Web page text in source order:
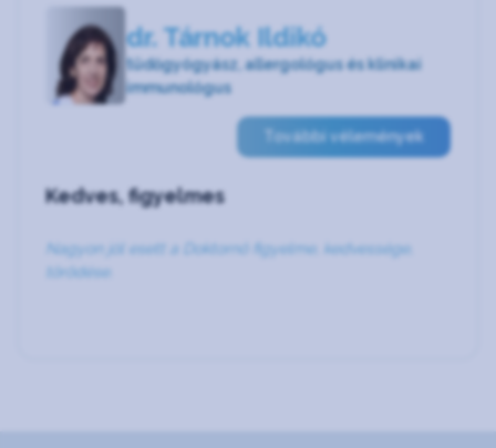
dr. Tárnok Ildikó
tüdőgyógyász, allergológus és klinikai
immunológus
További vélemények
Kedves, figyelmes
Nagyon jól esett a Doktornő figyelme, kedvessége,
törődése.